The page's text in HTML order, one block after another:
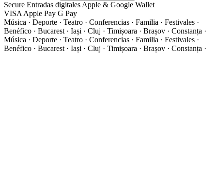
Secure Entradas digitales Apple & Google Wallet
VISA Apple Pay G Pay
Música · Deporte · Teatro · Conferencias · Familia · Festivales ·
Benéfico · Bucarest · Iași · Cluj · Timișoara · Brașov · Constanța ·
Música · Deporte · Teatro · Conferencias · Familia · Festivales ·
Benéfico · Bucarest · Iași · Cluj · Timișoara · Brașov · Constanța ·